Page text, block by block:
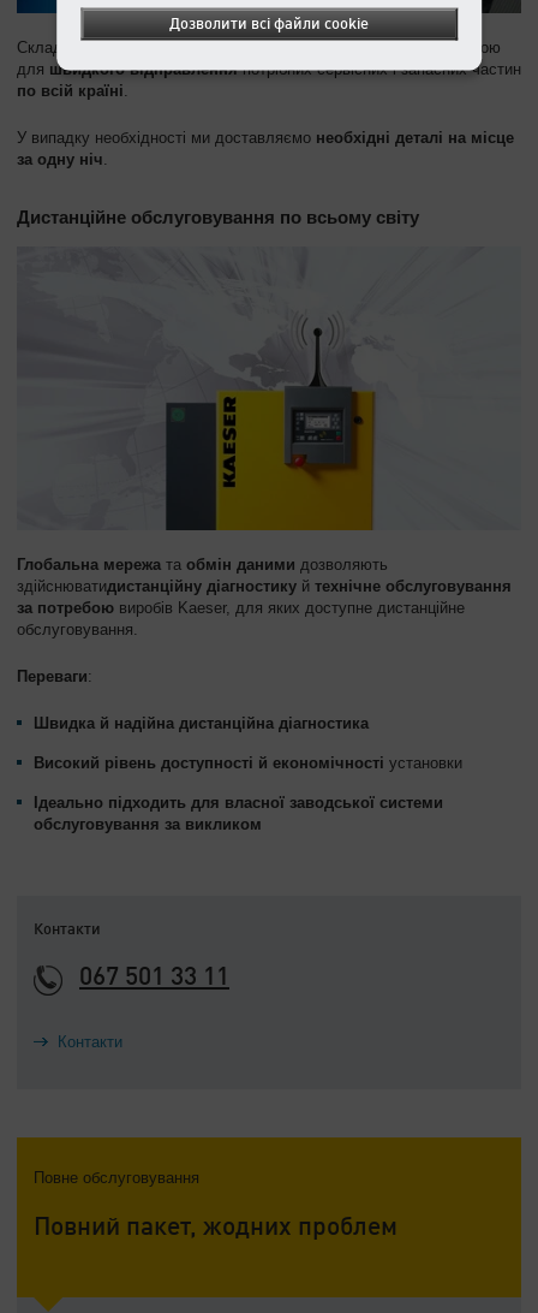
Склад деталей і запасних частин в
є відправною точкою
для швидкого відправленняпотрібних сервісних і запасних частин
по всій країні
У випадку необхідності ми доставляємо необхідні деталі на місце
за одну ніч
Дистанційне обслуговування по всьому світу
Глобальна мережа та обмін даними дозволяють
здійснюватидистанційну діагностику й технічне обслуговування
за потребою виробів Kaeser, для яких доступне дистанційне
обслуговування.
Переваги:
Швидка й надійна дистанційна діагностика
Високий рівень доступності й економічності установки
Ідеально підходить для власної заводської системи
обслуговування за викликом
Контакти
067 501 33 11
Контакти
Повне обслуговування
Повний пакет, жодних проблем
Дозволити всі файли cookie